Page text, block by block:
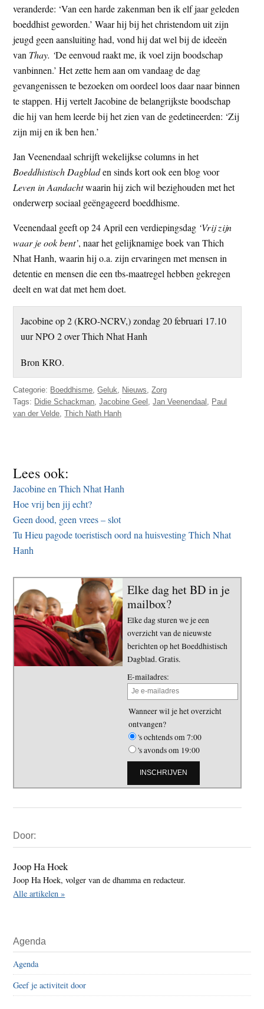
veranderde: ‘Van een harde zakenman ben ik elf jaar geleden
boeddhist geworden.’ Waar hij bij het christendom uit zijn
jeugd geen aansluiting had, vond hij dat wel bij de ideeën
van Thay. ‘De eenvoud raakt me, ik voel zijn boodschap
vanbinnen.’ Het zette hem aan om vandaag de dag
gevangenissen te bezoeken om oordeel loos daar naar binnen
te stappen. Hij vertelt Jacobine de belangrijkste boodschap
die hij van hem leerde bij het zien van de gedetineerden: ‘Zij
zijn mij en ik ben hen.’
Jan Veenendaal schrijft wekelijkse columns in het
Boeddhistisch Dagbladen sinds kort ook een blog voor
Leven in Aandachtwaarin hij zich wil bezighouden met het
onderwerp sociaal geëngageerd boeddhisme.
Veenendaal geeft op 24 April een verdiepingsdag ‘Vrij zijn
waar je ook bent’, naar het gelijknamige boek van Thich
Nhat Hanh, waarin hij o.a. zijn ervaringen met mensen in
detentie en mensen die een tbs-maatregel hebben gekregen
deelt en wat dat met hem doet.
Jacobine op 2 (KRO-NCRV,) zondag 20 februari 17.10
uur NPO 2 over Thich Nhat Hanh
Bron KRO.
Categorie: Boeddhisme ,Geluk Nieuws ,Zorg
Tags: Didie Schackman ,Jacobine Geel ,Jan Veenendaal
Paul
van der Velde ,Thich Nath Hanh
Lees ook:
Jacobine en Thich Nhat Hanh
Hoe vrij ben jij echt?
Geen dood, geen vrees – slot
Tu Hieu pagode toeristisch oord na huisvesting Thich Nhat
Hanh
Elke dag het BD in je
mailbox?
Elke dag sturen we je een
overzicht van de nieuwste
berichten op het Boeddhistisch
Dagblad. Gratis.
E-mailadres:
Wanneer wil je het overzicht
ontvangen?
's ochtends om 7:00
's avonds om 19:00
Sidebar
Door:
Joop Ha Hoek
Joop Ha Hoek, volger van de dhamma en redacteur.
Alle artikelen »
Agenda
Agenda
Geef je activiteit door